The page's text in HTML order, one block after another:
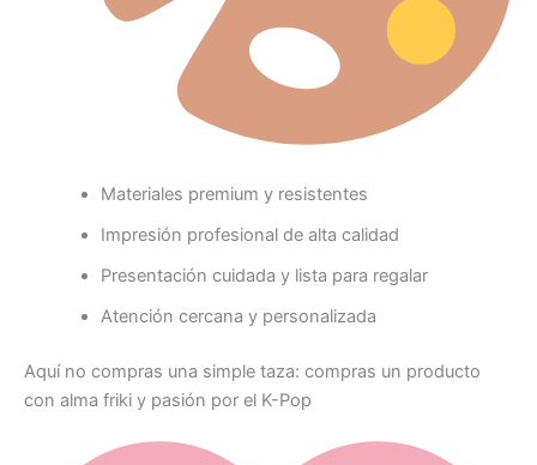
Materiales premium y resistentes
Impresión profesional de alta calidad
Presentación cuidada y lista para regalar
Atención cercana y personalizada
Aquí no compras una simple taza: compras un producto
con alma friki y pasión por el K-Pop